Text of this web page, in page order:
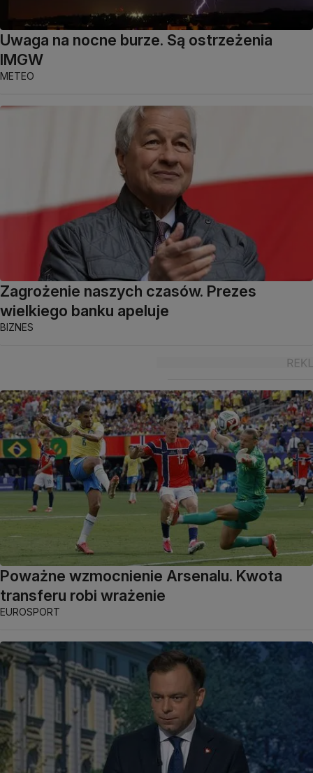
Uwaga na nocne burze. Są ostrzeżenia
IMGW
METEO
Zagrożenie naszych czasów. Prezes
wielkiego banku apeluje
BIZNES
Poważne wzmocnienie Arsenalu. Kwota
transferu robi wrażenie
EUROSPORT